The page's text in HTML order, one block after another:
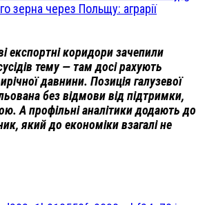
зерна через Польщу: аграрії
експортні коридори зачепили
тему — там досі рахують
давнини. Позиція галузевої
без відмови від підтримки,
А профільні аналітики додають до
який до економіки взагалі не